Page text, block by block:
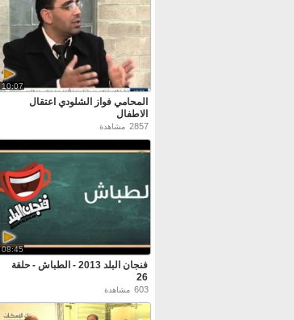
10:07
المحامي فواز الشلودي اعتقال
الاطفال
2857 مشاهدة
08:45
فنجان البلد 2013 - الطباش - حلقة
26
603 مشاهدة